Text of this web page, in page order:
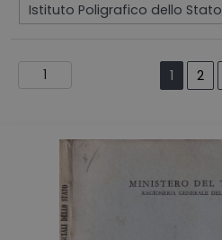
CONDIZIONI DI VENDITA
BOOKLOVERS CARD
CONTATTI
HOME
Istituto Poligrafico dello Stato
1 2